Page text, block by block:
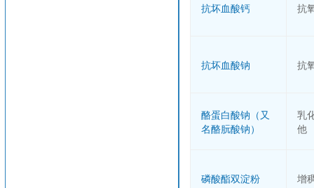
抗坏血酸钙 抗
抗坏血酸钠 抗
酪蛋白酸钠（又
名酪朊酸钠）
乳
他
磷酸酯双淀粉 增